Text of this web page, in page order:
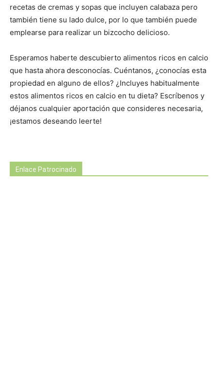
recetas de cremas y sopas que incluyen calabaza pero
también tiene su lado dulce, por lo que también puede
emplearse para realizar un bizcocho delicioso.
Esperamos haberte descubierto alimentos ricos en calcio
que hasta ahora desconocías. Cuéntanos, ¿conocías esta
propiedad en alguno de ellos? ¿Incluyes habitualmente
estos alimentos ricos en calcio en tu dieta? Escríbenos y
déjanos cualquier aportación que consideres necesaria,
¡estamos deseando leerte!
Enlace Patrocinado